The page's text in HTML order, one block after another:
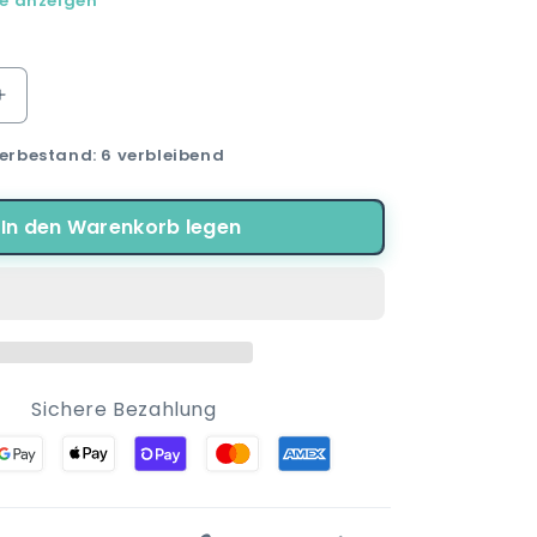
Erhöhe
Menge
Space
Bommelmütze
6 verbleibend
In den Warenkorb legen
Sichere Bezahlung